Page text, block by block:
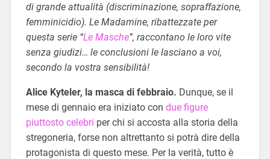
di grande attualità (discriminazione, sopraffazione,
femminicidio). Le Madamine, ribattezzate per
questa serie “Le Masche”, raccontano le loro vite
senza giudizi… le conclusioni le lasciano a voi,
secondo la vostra sensibilità!
Alice Kyteler, la masca di febbraio. Dunque, se il
mese di gennaio era iniziato con due figure
piuttosto celebri per chi si accosta alla storia della
stregoneria, forse non altrettanto si potrà dire della
protagonista di questo mese. Per la verità, tutto è